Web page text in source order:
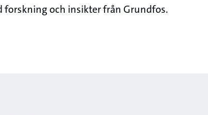
forskning och insikter från Grundfos.